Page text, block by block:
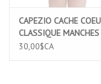
CAPEZIO CACHE
CLASSIQUE MANCHES
LONGUES ROSE
30,00$CA